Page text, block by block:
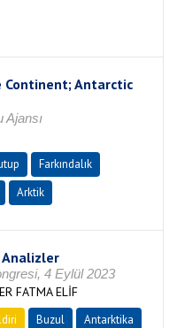
Continent; Antarctic
Ajansı
Farkındalık
Arktik
Analizler
4 Eylül 2023
FATMA ELİF
Buzul
Antarktika